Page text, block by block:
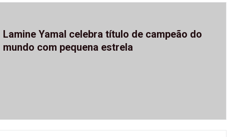
Lamine Yamal celebra título de campeão do
mundo com pequena estrela